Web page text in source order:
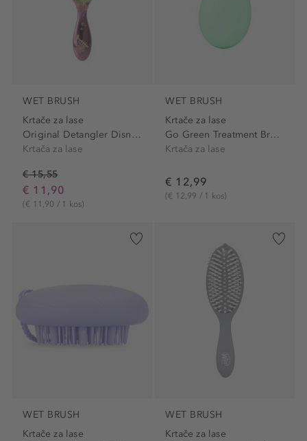
WET BRUSH
Krtače za lase
Original Detangler Disney...
Krtača za lase
€ 15,55
€ 11,90
(€ 11,90 / 1 kos)
WET BRUSH
Krtače za lase
Go Green Treatment Brush...
Krtača za lase
€ 12,99
(€ 12,99 / 1 kos)
WET BRUSH
Krtače za lase
WET BRUSH
Krtače za lase